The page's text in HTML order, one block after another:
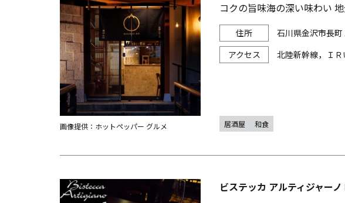
コクの旨味海の深い味わい
石川県金沢市長
北陸新幹線，Ｉ
画像提供：ホットペッパー グルメ 居酒屋 和食
ビステッカ アルティジャ